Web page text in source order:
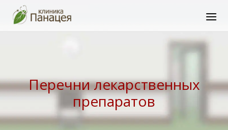
Перечни лекарственных
препаратов